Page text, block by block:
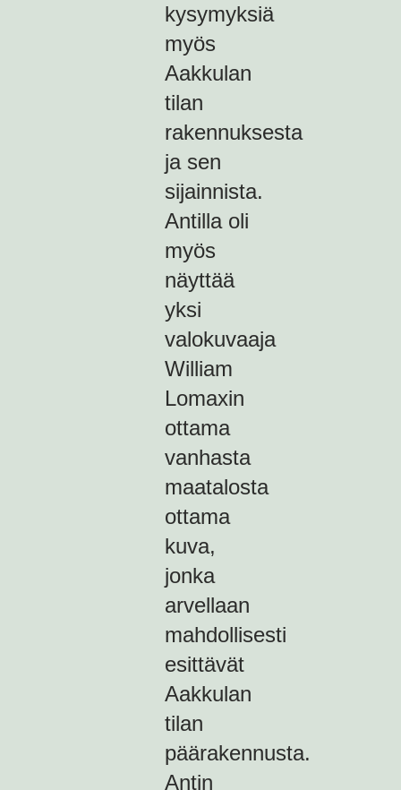
kysymyksiä
myös
Aakkulan
tilan
rakennuksesta
ja sen
sijainnista.
Antilla oli
myös
näyttää
yksi
valokuvaaja
William
Lomaxin
ottama
vanhasta
maatalosta
ottama
kuva,
jonka
arvellaan
mahdollisesti
esittävät
Aakkulan
tilan
päärakennusta.
Antin